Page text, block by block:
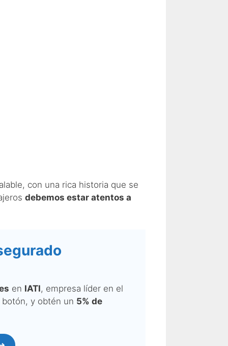
con una rica historia que se
debemos estar atentos a
en IATI, empresa líder en el
y obtén un 5% de